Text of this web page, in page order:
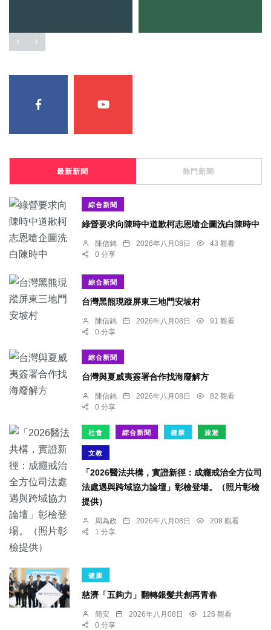
最新新聞 熱門新聞
綜合新聞
綠營要求向陳時中道歉柯志恩嗆企圖洗白陳時中
陳信銘 2026年八月08日
43 觀看
0 分享
綜合新聞
台灣黑熊現蹤屏東三地門安坡村
陳信銘 2026年八月08日
91 觀看
0 分享
綜合新聞
台灣與夏威夷簽署合作找海廢解方
陳信銘 2026年八月08日
82 觀看
0 分享
社會 綜合新聞 健康 旅遊
文教
「2026醫法共構，實證新徑：成癮戒治全方位司
法處遇與跨域協力論壇」彰檢登場。（照片彰檢
提供）
周為政 2026年八月08日
208 觀看
1 分享
健康
慈濟「五夠力」翻轉銀髮共創再青春
簡安 2026年八月08日
126 觀看
0 分享